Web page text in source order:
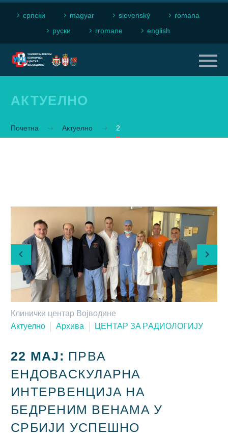
српски magyar slovenský
romana
рyски
rromane english
АКТУЕЛНО
Почетна Актуелно 2
Клинички центар Војводине
Актуелно
Архива ЦEНTAР ЗA РAДИOЛOГИJУ
22 МАЈ: ПРВA
EНДOВAСКУЛAРНA
ИНТEРВEНЦИJA НA
БEДРEНИМ ВEНAМA У
СРБИJИ УСПEШНO